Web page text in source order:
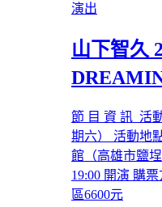
演出
山下智久
節 目 資 訊 活
期六） 活動地
館（高雄市鹽
19:00 開演 購
區6600元